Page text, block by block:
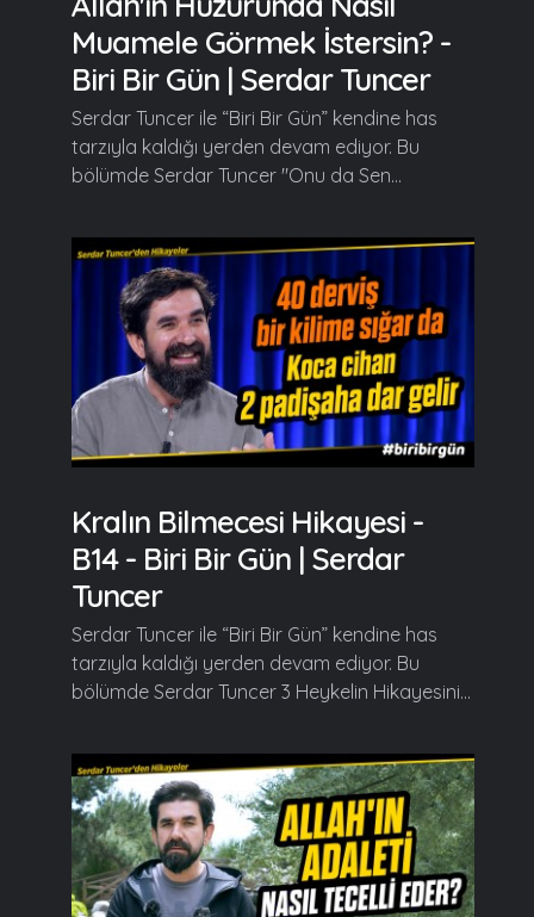
Muamele Görmek İstersin? -
Biri Bir Gün | Serdar Tuncer
Serdar Tuncer ile “Biri Bir Gün” kendine has
tarzıyla kaldığı yerden devam ediyor. Bu
bölümde Serdar Tuncer "Onu da Sen...
Kralın Bilmecesi Hikayesi -
B14 - Biri Bir Gün | Serdar
Tuncer
Serdar Tuncer ile “Biri Bir Gün” kendine has
tarzıyla kaldığı yerden devam ediyor. Bu
bölümde Serdar Tuncer 3 Heykelin Hikayesini...